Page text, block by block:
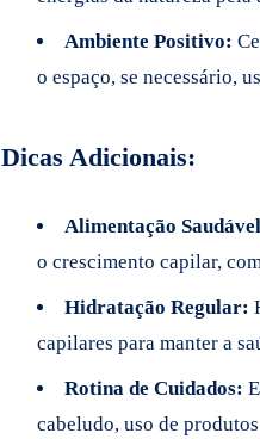
Ambiente Positivo:
o espaço, se necessário,
Dicas Adicionais:
Alimentação
o crescimento capilar,
Hidratação Regular:
capilares para manter a
Rotina de Cuidados:
cabeludo, uso de